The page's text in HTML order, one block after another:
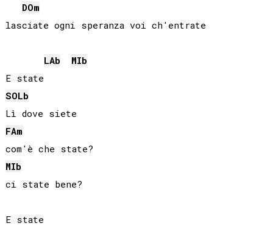
DOm
lasciate ogni speranza voi ch'entrate
LAb
MIb
SOLb
FAm
MIb
ci state bene?
E state